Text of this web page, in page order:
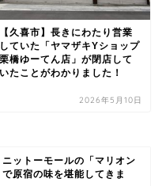
【久喜市】長きにわたり営業
していた「ヤマザキYショップ
栗橋ゆーてん店」が閉店して
いたことがわかりました！
2026年5月10日
ニットーモールの「マリオン
原宿の味を堪能してきま